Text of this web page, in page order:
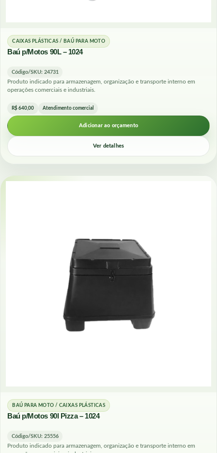
CAIXAS PLÁSTICAS / BAÚ PARA MOTO
Baú p/Motos 90L – 1024
Código/SKU: 24731
Produto indicado para armazenagem, organização e transporte interno em
operações comerciais e industriais.
R$ 640,00 Atendimento comercial
Adicionar ao orçamento
Ver detalhes
BAÚ PARA MOTO / CAIXAS PLÁSTICAS
Baú p/Motos 90l Pizza – 1024
Código/SKU: 25556
Produto indicado para armazenagem, organização e transporte interno em